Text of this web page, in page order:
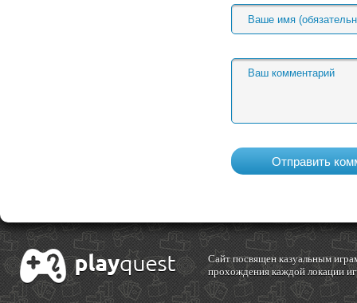
Cайт посвящен казуальным
прохождения каждой локации